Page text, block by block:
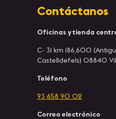
Contáctanos
Oficinas y tienda
C- 31 km 186,600
Castelldefels) 08840
Teléfono
93 658 90 02
Correo electrónico